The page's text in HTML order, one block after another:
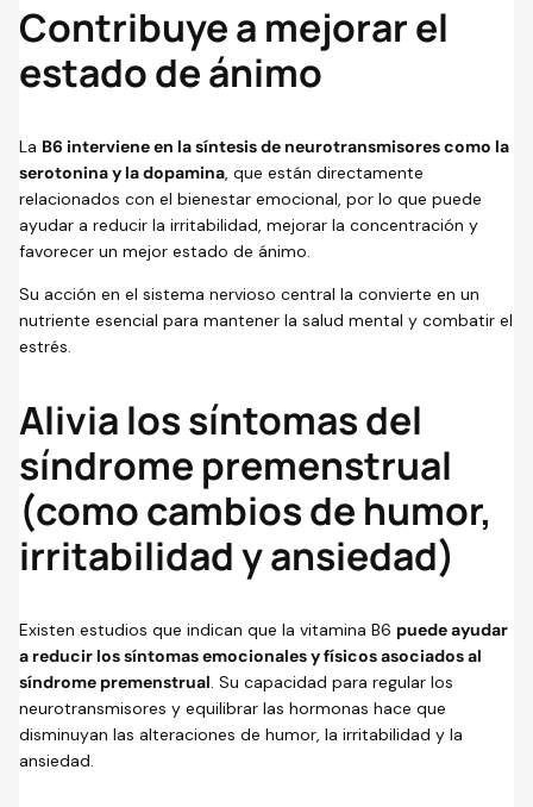
Contribuye a mejorar el
estado de ánimo
La B6 interviene en la síntesis de neurotransmisores como la
serotonina y la dopamina, que están directamente
relacionados con el bienestar emocional, por lo que puede
ayudar a reducir la irritabilidad, mejorar la concentración y
favorecer un mejor estado de ánimo.
Su acción en el sistema nervioso central la convierte en un
nutriente esencial para mantener la salud mental y combatir el
estrés.
Alivia los síntomas del
síndrome premenstrual
(como cambios de humor,
irritabilidad y ansiedad)
Existen estudios que indican que la vitamina B6 puede ayudar
a reducir los síntomas emocionales y físicos asociados al
síndrome premenstrual. Su capacidad para regular los
neurotransmisores y equilibrar las hormonas hace que
disminuyan las alteraciones de humor, la irritabilidad y la
ansiedad.